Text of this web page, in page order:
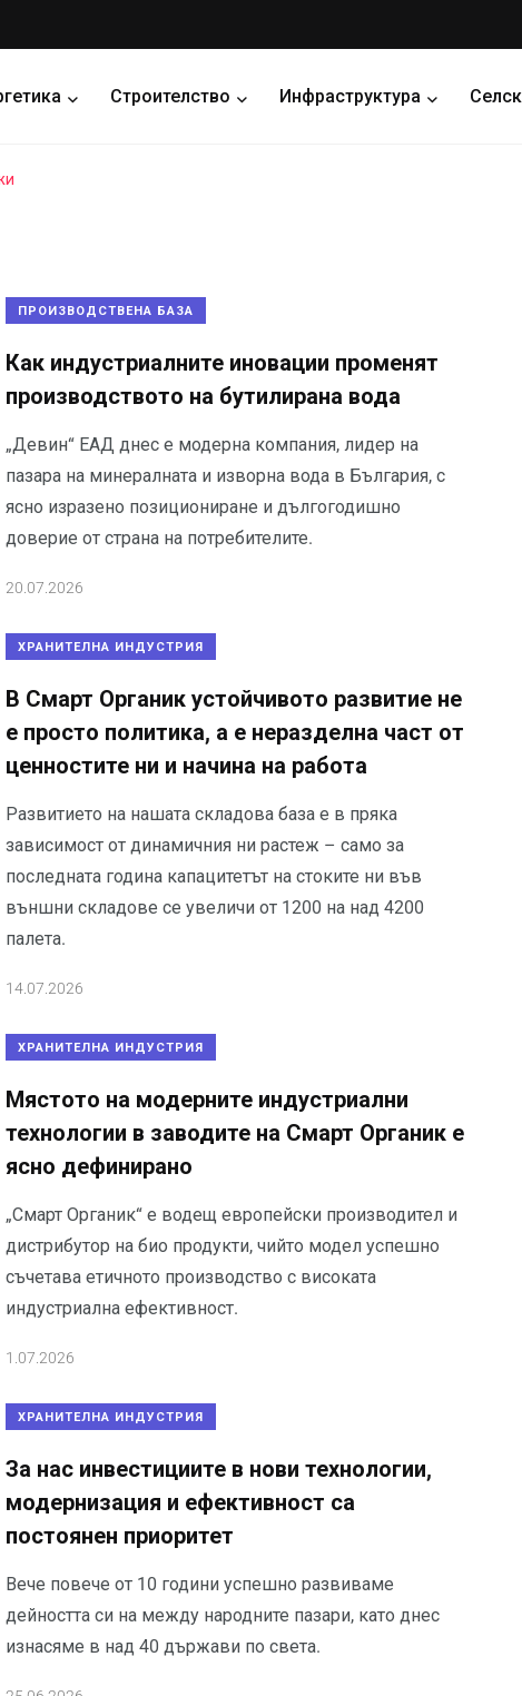
Строителство Инфраструктура
ПРОИЗВОДСТВЕНА БАЗА
Как индустриалните иновации променят
производството на бутилирана вода
„Девин“ ЕАД днес е модерна компания, лидер на
пазара на минералната и изворна вода в България, с
ясно изразено позициониране и дългогодишно
доверие от страна на потребителите.
20.07.2026
ХРАНИТЕЛНА ИНДУСТРИЯ
В Смарт Органик устойчивото развитие не
е просто политика, а е неразделна част от
ценностите ни и начина на работа
Развитието на нашата складова база е в пряка
зависимост от динамичния ни растеж – само за
последната година капацитетът на стоките ни във
външни складове се увеличи от 1200 на над 4200
палета.
14.07.2026
ХРАНИТЕЛНА ИНДУСТРИЯ
Мястото на модерните индустриални
технологии в заводите на Смарт Органик е
ясно дефинирано
„Смарт Органик“ е водещ европейски производител и
дистрибутор на био продукти, чийто модел успешно
съчетава етичното производство с високата
индустриална ефективност.
1.07.2026
ХРАНИТЕЛНА ИНДУСТРИЯ
За нас инвестициите в нови технологии,
модернизация и ефективност са
постоянен приоритет
Вече повече от 10 години успешно развиваме
дейността си на между народните пазари, като днес
изнасяме в над 40 държави по света.